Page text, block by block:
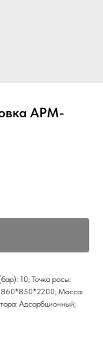
АРМ-
10; Точка росы:
Масса:
Адсорбционный;